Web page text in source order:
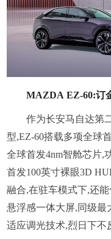
MAZDA EZ-60:订
作为长安马自达第
型,EZ-60搭载多项全球
全球首发4nm智舱芯片,
首发100英寸裸眼3D
融合,在驻车模式下,还
悬浮感一体大屏,同级最
适应调光技术,烈日下不